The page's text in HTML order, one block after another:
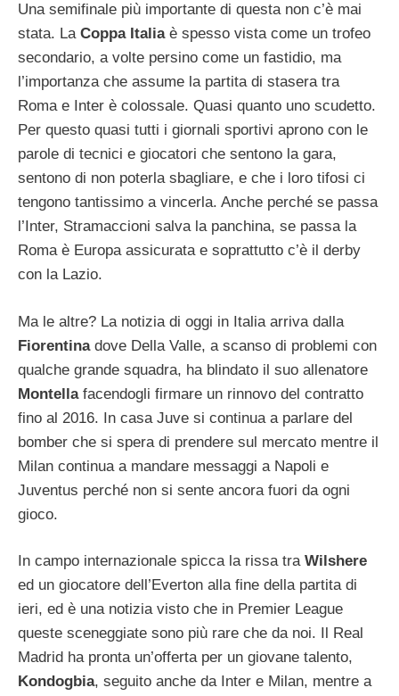
Una semifinale più importante di questa non c’è mai
stata. La Coppa Italiaè spesso vista come un trofeo
secondario, a volte persino come un fastidio, ma
l’importanza che assume la partita di stasera tra
Roma e Inter è colossale. Quasi quanto uno scudetto.
Per questo quasi tutti i giornali sportivi aprono con le
parole di tecnici e giocatori che sentono la gara,
sentono di non poterla sbagliare, e che i loro tifosi ci
tengono tantissimo a vincerla. Anche perché se passa
l’Inter, Stramaccioni salva la panchina, se passa la
Roma è Europa assicurata e soprattutto c’è il derby
con la Lazio.
Ma le altre? La notizia di oggi in Italia arriva dalla
Fiorentinadove Della Valle, a scanso di problemi con
qualche grande squadra, ha blindato il suo allenatore
Montellafacendogli firmare un rinnovo del contratto
fino al 2016. In casa Juve si continua a parlare del
bomber che si spera di prendere sul mercato mentre il
Milan continua a mandare messaggi a Napoli e
Juventus perché non si sente ancora fuori da ogni
gioco.
In campo internazionale spicca la rissa tra Wilshere
ed un giocatore dell’Everton alla fine della partita di
ieri, ed è una notizia visto che in Premier League
queste sceneggiate sono più rare che da noi. Il Real
Madrid ha pronta un’offerta per un giovane talento,
Kondogbia, seguito anche da Inter e Milan, mentre a